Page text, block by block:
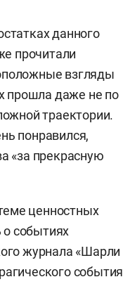
данного
прочитали
взгляды
прошла даже не по
траектории.
понравился,
«за прекрасную
ценностных
о событиях
журнала «Шарли
события